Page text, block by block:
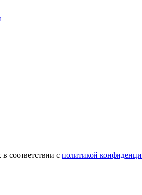
соответствии с политикой